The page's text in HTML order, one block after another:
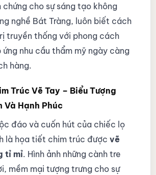
chứng cho sự sáng tạo không
nghề Bát Tràng, luôn biết cách
truyền thống với phong cách
nhu cầu thẩm mỹ ngày càng
hàng.
Trúc Vẽ Tay – Biểu Tượng
Và Hạnh Phúc
đáo và cuốn hút của chiếc lọ
là họa tiết chim trúc được vẽ
tỉ mỉ. Hình ảnh những cành tre
mềm mại tượng trưng cho sự